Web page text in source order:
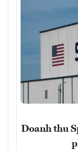
Doanh thu